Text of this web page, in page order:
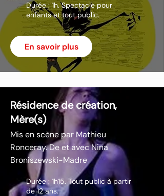
Durée : 1h. Spectacle pour
enfants et tout public.
En savoir plus
Résidence de création,
Mère(s)
Mis en scène par Mathieu
Ronceray. De et avec Nina
Broniszewski-Madre
Durée : 1h15. Tout public à partir
de 12 ans.